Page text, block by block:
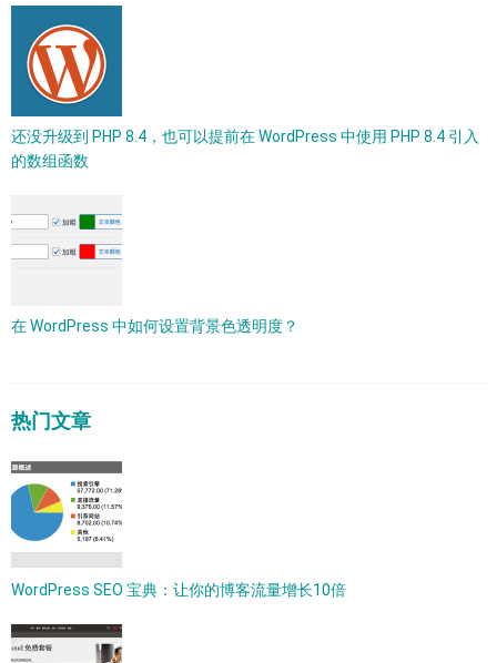
还没升级到 PHP 8.4，也可以提前在 WordPress 中使用 PHP 8.4 引入
的数组函数
在 WordPress 中如何设置背景色透明度？
热门文章
WordPress SEO 宝典：让你的博客流量增长10倍